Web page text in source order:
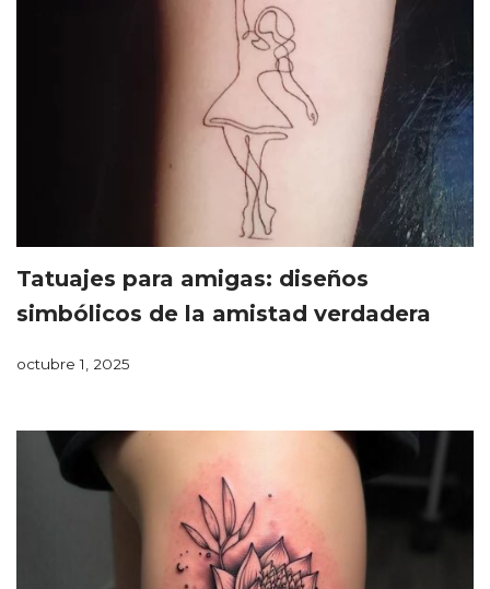
Tatuajes para amigas: diseños
simbólicos de la amistad verdadera
octubre 1, 2025